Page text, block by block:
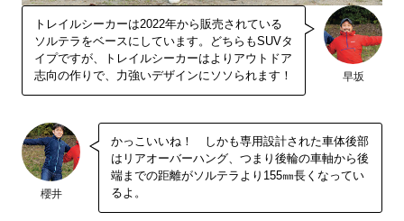
トレイルシーカーは2022年から販売されている
ソルテラをベースにしています。どちらもSUVタ
イプですが、トレイルシーカーはよりアウトドア
志向の作りで、力強いデザインにソソられます！
早坂
櫻井
かっこいいね！ しかも専用設計された車体後部
はリアオーバーハング、つまり後輪の車軸から後
端までの距離がソルテラより155㎜長くなってい
るよ。